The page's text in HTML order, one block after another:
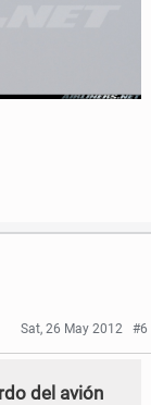
Sat, 26 May 2012 #6
del avión